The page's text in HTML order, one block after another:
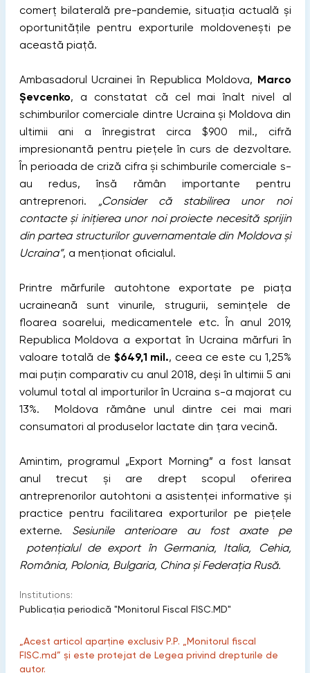
comerț bilaterală pre-pandemie, situația actuală și
oportunitățile pentru exporturile moldovenești pe
această piață.
Ambasadorul Ucrainei în Republica Moldova, Marco
Șevcenko, a constatat că cel mai înalt nivel al
schimburilor comerciale dintre Ucraina și Moldova din
ultimii ani a înregistrat circa $900 mil., cifră
impresionantă pentru piețele în curs de dezvoltare.
În perioada de criză cifra și schimburile comerciale s-
au redus, însă rămân importante pentru
antreprenori. „Consider că stabilirea unor noi
contacte și inițierea unor noi proiecte necesită sprijin
din partea structurilor guvernamentale din Moldova și
Ucraina”, a menționat oficialul.
Printre mărfurile autohtone exportate pe piața
ucraineană sunt vinurile, strugurii, semințele de
floarea soarelui, medicamentele etc. În anul 2019,
Republica Moldova a exportat în Ucraina mărfuri în
valoare totală de $649,1 mil., ceea ce este cu 1,25%
mai puțin comparativ cu anul 2018, deși în ultimii 5 ani
volumul total al importurilor în Ucraina s-a majorat cu
13%. Moldova rămâne unul dintre cei mai mari
consumatori al produselor lactate din țara vecină.
Amintim, programul „Export Morning” a fost lansat
anul trecut și are drept scopul oferirea
antreprenorilor autohtoni a asistenței informative și
practice pentru facilitarea exporturilor pe piețele
externe. Sesiunile anterioare au fost axate pe
potențialul de export în Germania, Italia, Cehia,
România, Polonia, Bulgaria, China și Federația Rusă.
Institutions:
Publicaţia periodică "Monitorul Fiscal FISC.MD"
„Acest articol aparține exclusiv P.P. „Monitorul fiscal
FISC.md” și este protejat de Legea privind drepturile de
autor.